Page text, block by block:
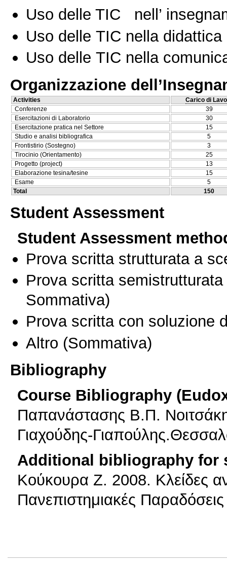
Uso delle TIC nell’
Uso delle TIC nella
Uso delle TIC nella
Organizzazione
Activities
Carico di
Conferenze
39
Esercitazioni di Laboratorio
30
Esercitazione pratica nel Settore
15
Studio e analisi bibliografica
5
Frontistirio (Sostegno)
3
Tirocinio (Orientamento)
25
Progetto (project)
13
Elaborazione tesina/tesine
15
Esame
5
Total
150
Student Assessment
Student Assessment
Prova scritta strutturata a
Prova scritta
Sommativa)
Prova scritta con soluzione
Altro (Sommativa)
Bibliography
Course Bibliography
Παπανάστασης Β.Π.
Γιαχούδης-
Additional bibliography for
Κούκουρα Ζ. 2008. Κλείδες
Πανεπιστημιακές Παραδόσεις